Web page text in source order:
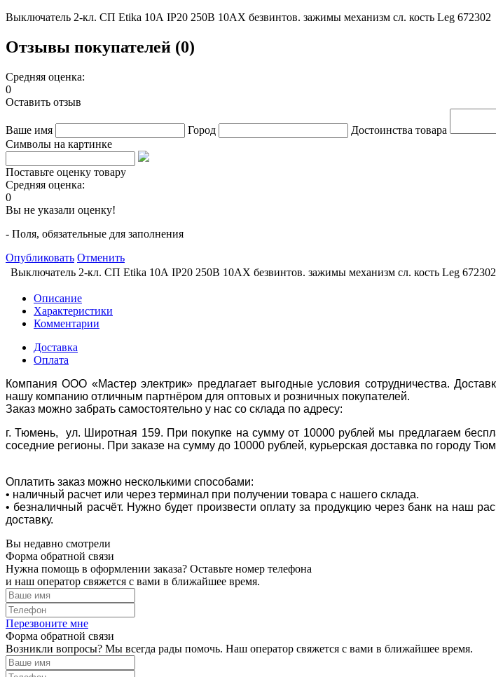
Выключатель 2-кл. СП Etika 10А IP20 250В 10AX безвинтов. зажимы механизм сл. кость Leg 672302
Отзывы покупателей (0)
Средняя оценка:
0
Оставить отзыв
Ваше имя Город Достоинства товара
Символы на картинке
Поставьте оценку товару
Средняя оценка:
0
Вы не указали оценку!
- Поля, обязательные для заполнения
Опубликовать Отменить
Выключатель 2-кл. СП Etika 10А IP20 250В 10AX безвинтов. зажимы механизм сл. кость Leg 672302
Описание
Характеристики
Комментарии
Доставка
Оплата
Компания ООО «Мастер электрик» предлагает выгодные условия сотрудничества.
нашу компанию отличным партнёром для оптовых и розничных покупателей.
Заказ можно забрать самостоятельно у нас со склада по адресу:
г. Тюмень, ул. Широтная 159. При покупке на сумму от 10000 рублей мы предлагаем
соседние регионы. При заказе на сумму до 10000 рублей, курьерская доставка по городу
Оплатить заказ можно несколькими способами:
• наличный расчет или через терминал при получении товара с нашего склада.
• безналичный расчёт. Нужно будет произвести оплату за продукцию через банк на наш
доставку.
Вы недавно смотрели
Форма обратной связи
Нужна помощь в оформлении заказа? Оставьте номер телефона
и наш оператор свяжется с вами в ближайшее время.
Перезвоните мне
Форма обратной связи
Возникли вопросы? Мы всегда рады помочь. Наш оператор свяжется с вами в ближайшее время.